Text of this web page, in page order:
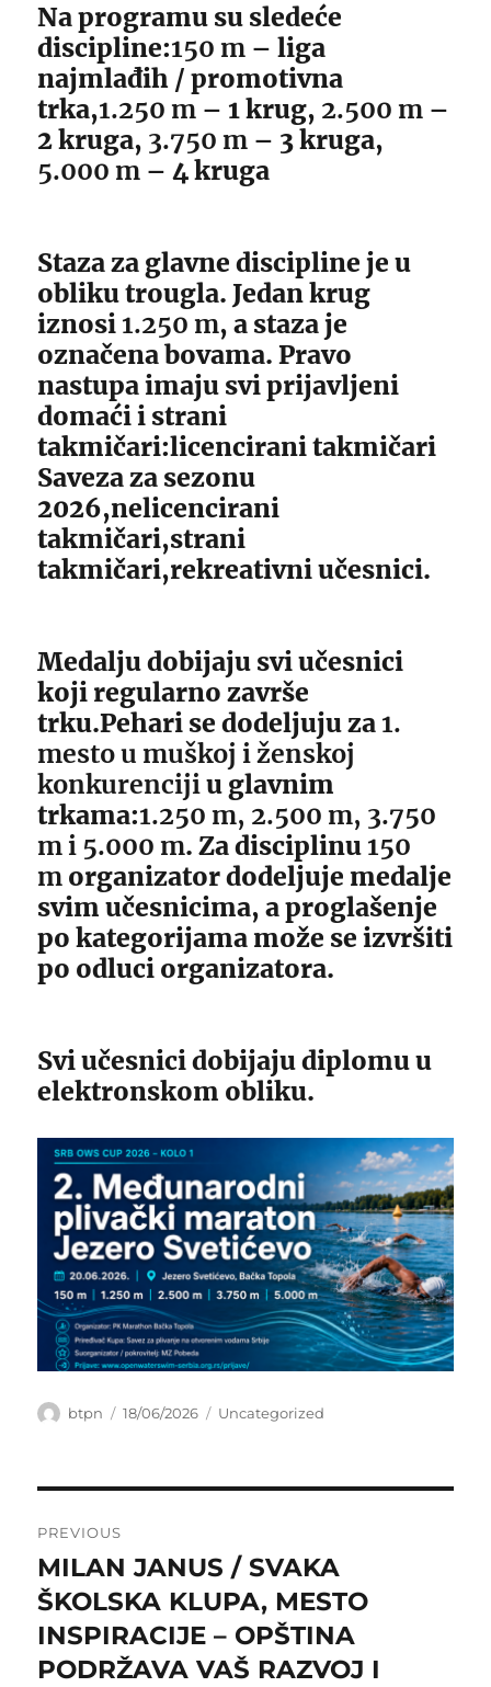
Na programu su sledeće
discipline:150 m – liga
najmlađih / promotivna
trka,1.250 m – 1 krug, 2.500 m –
2 kruga, 3.750 m – 3 kruga,
5.000 m – 4 kruga
Staza za glavne discipline je u
obliku trougla. Jedan krug
iznosi 1.250 m, a staza je
označena bovama. Pravo
nastupa imaju svi prijavljeni
domaći i strani
takmičari:licencirani takmičari
Saveza za sezonu
2026,nelicencirani
takmičari,strani
takmičari,rekreativni učesnici.
Medalju dobijaju svi učesnici
koji regularno završe
trku.Pehari se dodeljuju za 1.
mesto u muškoj i ženskoj
konkurencijiu glavnim
trkama:1.250 m, 2.500 m, 3.750
m i 5.000 m. Za disciplinu 150
m organizator dodeljuje medalje
svim učesnicima, a proglašenje
po kategorijama može se izvršiti
po odluci organizatora.
Svi učesnici dobijaju diplomu u
elektronskom obliku.
Author
btpn
Posted
18/06/2026 Categories
Uncategorized
navigation
PREVIOUS
Previous
post:
MILAN JANUS / SVAKA
ŠKOLSKA KLUPA, MESTO
INSPIRACIJE – OPŠTINA
PODRŽAVA VAŠ RAZVOJ I